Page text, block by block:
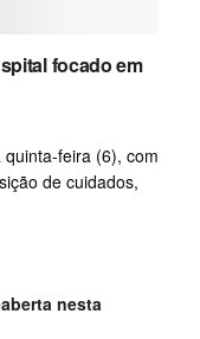
focado em
feira (6), com
de cuidados,
nesta